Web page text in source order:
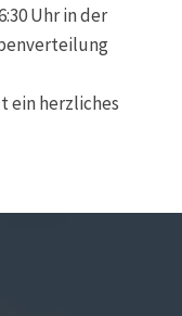
Uhr in der
ein herzliches